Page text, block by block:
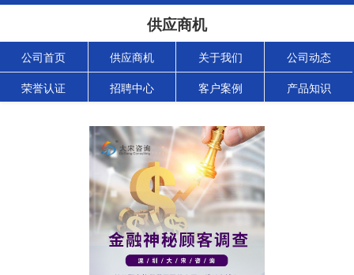
供应商机
公司首页 供应商机 关于我们 公司动态
荣誉认证 招聘中心 客户案例 产品知识